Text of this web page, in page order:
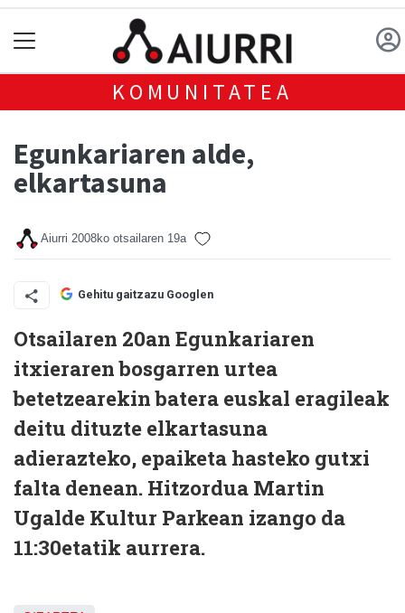
KOMUNITATEA
Egunkariaren alde,
elkartasuna
Aiurri 2008ko otsailaren 19a
Gehitu gaitzazu Googlen
Otsailaren 20an Egunkariaren
itxieraren bosgarren urtea
betetzearekin batera euskal eragileak
deitu dituzte elkartasuna
adierazteko, epaiketa hasteko gutxi
falta denean. Hitzordua Martin
Ugalde Kultur Parkean izango da
11:30etatik aurrera.